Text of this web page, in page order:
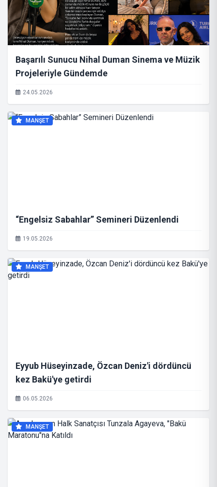
Başarılı Sunucu Nihal Duman Sinema ve Müzik
Projeleriyle Gündemde
24.05.2026
MANŞET
“Engelsiz Sabahlar” Semineri Düzenlendi
19.05.2026
MANŞET
Eyyub Hüseyinzade, Özcan Deniz'i dördüncü
kez Bakü'ye getirdi
06.05.2026
MANŞET